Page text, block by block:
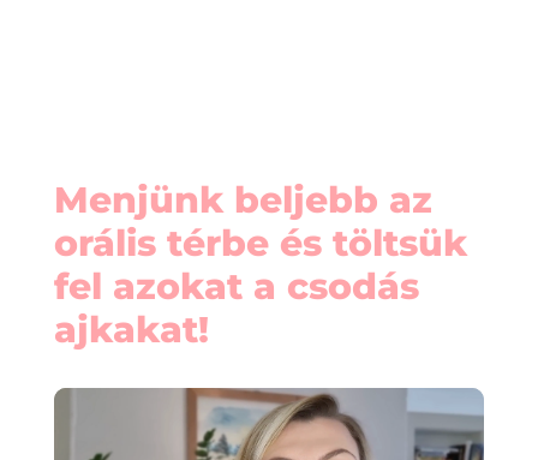
Menjünk beljebb az
orális térbe és töltsük
fel azokat a csodás
ajkakat!